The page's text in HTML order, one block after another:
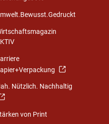
Nützlich. Nachhaltig
von Print